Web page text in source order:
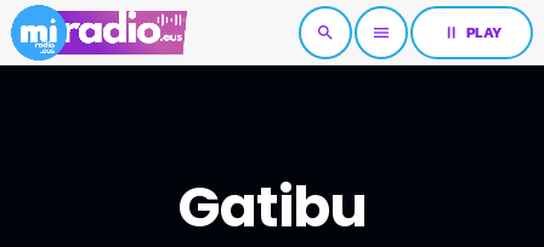
search menu pause PLAY
Gatibu